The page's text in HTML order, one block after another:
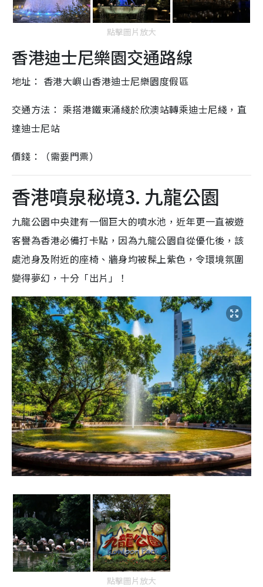
點擊圖片放大
香港迪士尼樂園交通路線
地址： 香港大嶼山香港迪士尼樂園度假區
交通方法： 乘搭港鐵東涌綫於欣澳站轉乘迪士尼綫，直
達迪士尼站
價錢：（需要門票）
香港噴泉秘境3. 九龍公園
九龍公園中央建有一個巨大的噴水池，近年更一直被遊
客譽為香港必備打卡點，因為九龍公園自從優化後，該
處池身及附近的座椅、牆身均被髹上紫色，令環境氛圍
變得夢幻，十分「出片」！
點擊圖片放大